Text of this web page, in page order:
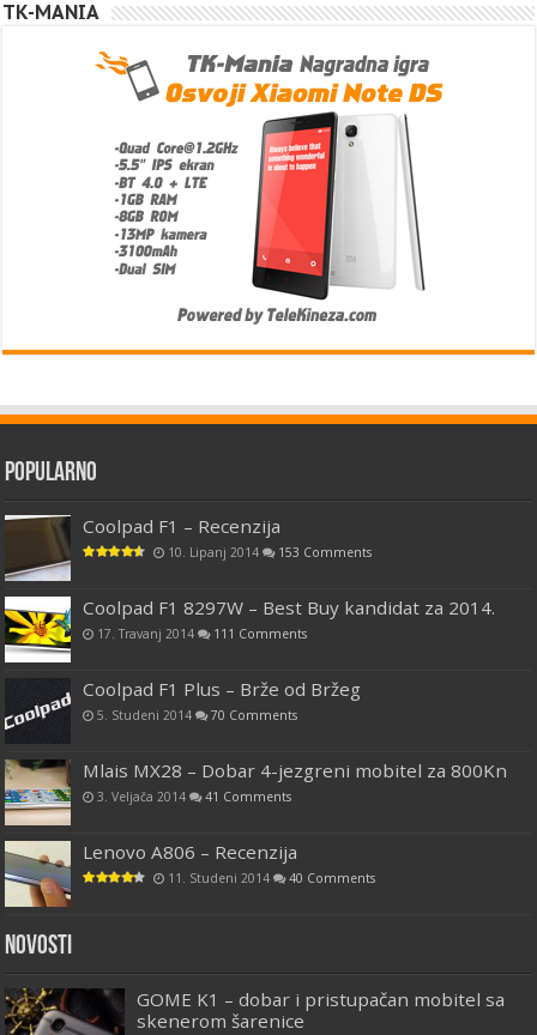
TK-MANIA
Popularno
Coolpad F1 – Recenzija
10. Lipanj 2014 153 Comments
Coolpad F1 8297W – Best Buy kandidat za 2014.
17. Travanj 2014 111 Comments
Coolpad F1 Plus – Brže od Bržeg
5. Studeni 2014 70 Comments
Mlais MX28 – Dobar 4-jezgreni mobitel za 800Kn
3. Veljača 2014 41 Comments
Lenovo A806 – Recenzija
11. Studeni 2014 40 Comments
Novosti
GOME K1 – dobar i pristupačan mobitel sa
skenerom šarenice